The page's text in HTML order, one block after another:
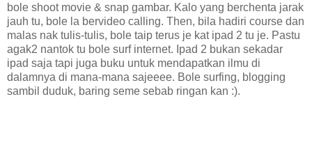
bole shoot movie & snap gambar. Kalo yang berchenta jarak
jauh tu, bole la bervideo calling. Then, bila hadiri course dan
malas nak tulis-tulis, bole taip terus je kat ipad 2 tu je. Pastu
agak2 nantok tu bole surf internet. Ipad 2 bukan sekadar
ipad saja tapi juga buku untuk mendapatkan ilmu di
dalamnya di mana-mana sajeeee. Bole surfing, blogging
sambil duduk, baring seme sebab ringan kan :).